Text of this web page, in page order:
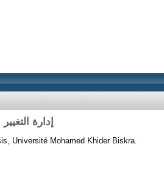
إدارة
Université Mohamed Khider Biskra.